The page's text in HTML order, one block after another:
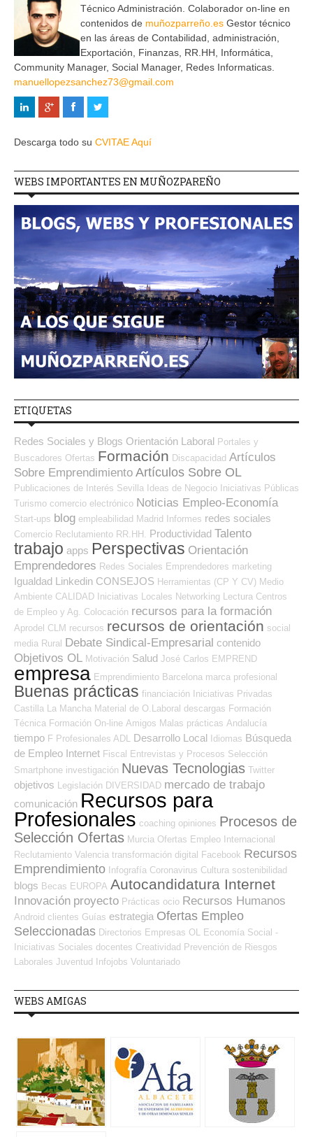
Técnico Administración. Colaborador on-line en
contenidos de muñozparreño.es Gestor técnico
en las áreas de Contabilidad, administración,
Exportación, Finanzas, RR.HH, Informática,
Community Manager, Social Manager, Redes Informaticas.
manuellopezsanchez73@gmail.com
Descarga todo su CVITAE Aquí
WEBS IMPORTANTES EN MUÑOZPAREÑO
ETIQUETAS
Redes Sociales y Blogs Orientación Laboral Portales y
Buscadores Ofertas Formación Discapacidad Artículos
Sobre Emprendimiento Artículos Sobre OL
Publicaciones de Interés Sevilla Ideas de Negocio Iniciativas Públicas
Turismo comercio electrónico Noticias Empleo-Economía
Start-ups blog empleabilidad Madrid Informes redes sociales
Comercio Reclutamiento RR.HH. Productividad Talento
trabajo apps Perspectivas Orientación
Emprendedores Redes Sociales Emprendedores marketing
Igualdad Linkedin CONSEJOS Herramientas (CP Y CV) Medio
Ambiente CALIDAD Iniciativas Locales Networking Lectura Centros
de Empleo y Ag. Colocación recursos para la formación
Aprodel CLM recursos recursos de orientación social
media Rural Debate Sindical-Empresarial contenido
Objetivos OL Motivación Salud José Carlos EMPREND
empresa Emprendimiento Barcelona marca profesional
Buenas prácticas financiación
Iniciativas Privadas
Castilla La Mancha Material de O.Laboral descargas Formación
Técnica Formación On-line Amigos Malas prácticas Andalucía
tiempo F Profesionales ADL Desarrollo Local Idiomas Búsqueda
de Empleo Internet Fiscal
Entrevistas y Procesos Selección
Smartphone investigación Nuevas Tecnologias Twitter
objetivos Legislación DIVERSIDAD mercado de trabajo
comunicación Recursos para
Profesionales coaching opiniones Procesos de
Selección Ofertas Murcia Ofertas Empleo Internacional
Reclutamiento Valencia transformación digital Facebook Recursos
Emprendimiento Infografía Coronavirus Cultura sostenibilidad
blogs Becas EUROPA Autocandidatura Internet
Innovación proyecto Prácticas ocio Recursos Humanos
Android clientes Guías estrategia Ofertas Empleo
Seleccionadas Directorios Empresas OL
Economía Social -
Iniciativas Sociales docentes Creatividad Prevención de Riesgos
Laborales Juventud Infojobs Voluntariado
WEBS AMIGAS